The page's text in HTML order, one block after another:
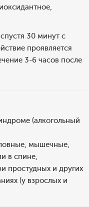
30 минут с
проявляется
3-6 часов после
(алкогольный
мышечные,
в спине,
простудных и других
(у взрослых и